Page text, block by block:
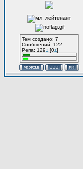
Тем создано: 7
Сообщений: 122
Репа: 129±[0±]